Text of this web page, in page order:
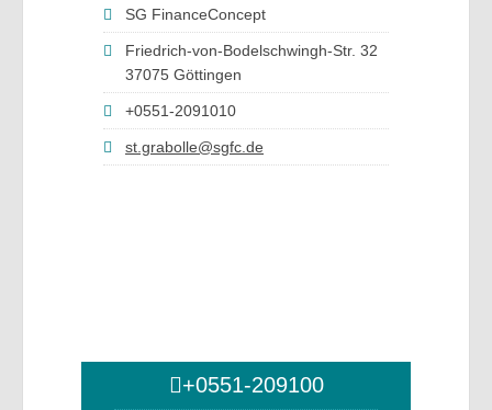
SG FinanceConcept
Friedrich-von-Bodelschwingh-Str. 32
37075 Göttingen
+0551-2091010
st.grabolle@sgfc.de
+0551-209100